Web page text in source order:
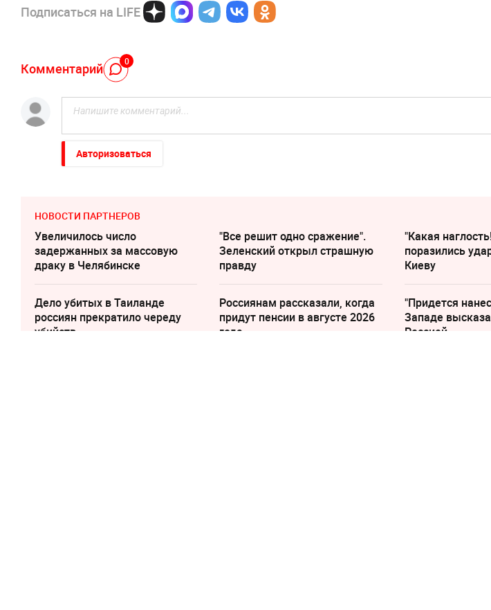
Подписаться на LIFE
Комментарий 0
Авторизоваться
НОВОСТИ ПАРТНЕРОВ
Увеличилось число
задержанных за массовую
драку в Челябинске
"Все решит одно сражение".
Зеленский открыл страшную
правду
"Какая
поразились
Киеву
Дело убитых в Таиланде
россиян прекратило череду
убийств
Россиянам рассказали, когда
придут пенсии в августе 2026
года
"Придется
Западе
Россией